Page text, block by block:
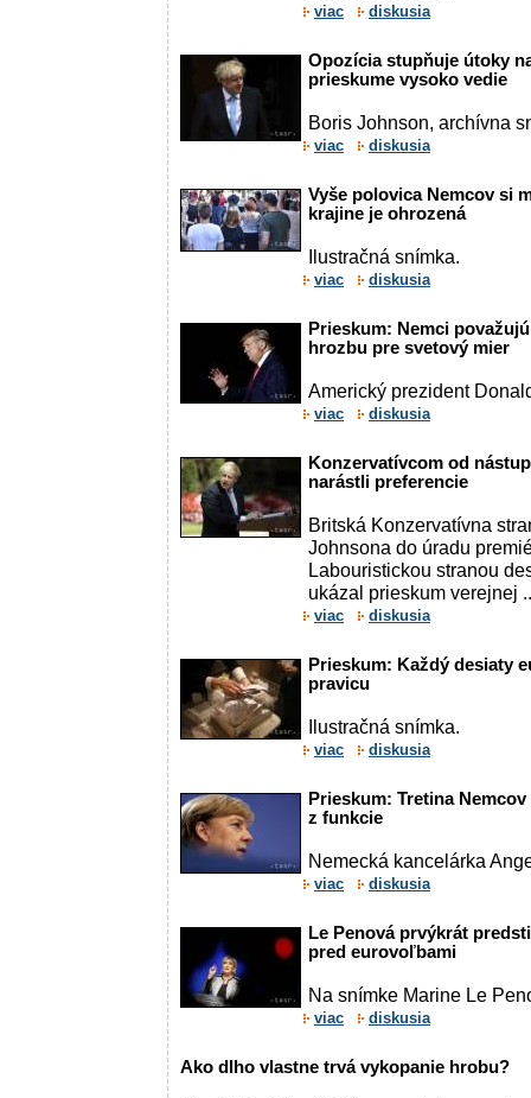
viac diskusia
Opozícia stupňuje útoky
prieskume vysoko vedie
Boris Johnson, archívna
viac diskusia
Vyše polovica Nemcov si
krajine je ohrozená
Ilustračná snímka.
viac diskusia
Prieskum: Nemci
hrozbu pre svetový mier
Americký prezident
viac diskusia
Konzervatívcom od
narástli preferencie
Britská Konzervatívna
Johnsona do úradu
Labouristickou stranou
ukázal prieskum verejnej
viac diskusia
Prieskum: Každý desiaty
pravicu
Ilustračná snímka.
viac diskusia
Prieskum: Tretina
z funkcie
Nemecká kancelárka
viac diskusia
Le Penová prvýkrát
pred eurovoľbami
Na snímke Marine Le
viac diskusia
Ako dlho vlastne trvá vykopanie hrobu?